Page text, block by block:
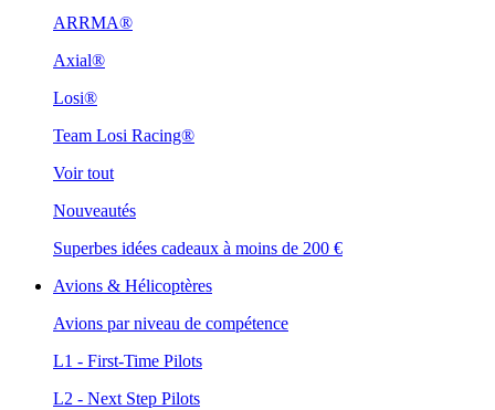
ARRMA®
Axial®
Losi®
Team Losi Racing®
Voir tout
Nouveautés
Superbes idées cadeaux à moins de 200 €
Avions & Hélicoptères
Avions par niveau de compétence
L1 - First-Time Pilots
L2 - Next Step Pilots